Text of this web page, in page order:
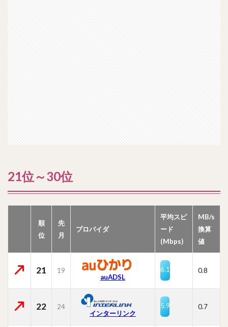
21位～30位
順
位
先
月
プロバイダ
平均スピ
ード
(Mbps)
MB/s
換算
値
21
19
auADSL
6.1 0.8
22
24
インターリンク
5.9 0.7